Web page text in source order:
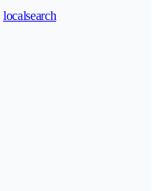
localsearch